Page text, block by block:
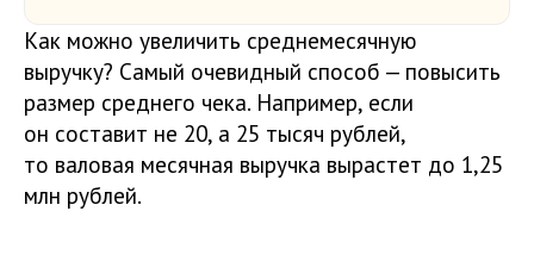
Как можно увеличить среднемесячную
выручку? Самый очевидный способ — повысить
размер среднего чека. Например, если
он составит не 20, а 25 тысяч рублей,
то валовая месячная выручка вырастет до 1,25
млн рублей.